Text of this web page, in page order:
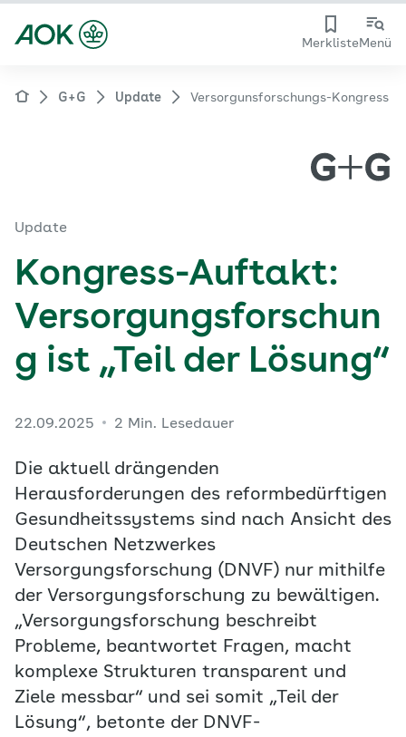
MerklisteMenü
G+G Update Versorgunsforschungs-Kongress
Update
Kongress-Auftakt:
Versorgungsforschun
g ist „Teil der Lösung“
22.09.2025 2 Min. Lesedauer
Die aktuell drängenden
Herausforderungen des reformbedürftigen
Gesundheitssystems sind nach Ansicht des
Deutschen Netzwerkes
Versorgungsforschung (DNVF) nur mithilfe
der Versorgungsforschung zu bewältigen.
„Versorgungsforschung beschreibt
Probleme, beantwortet Fragen, macht
komplexe Strukturen transparent und
Ziele messbar“ und sei somit „Teil der
Lösung“, betonte der DNVF-